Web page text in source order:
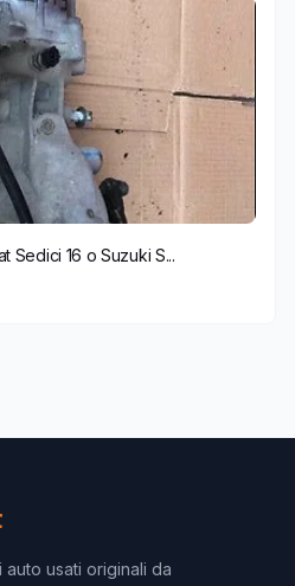
Sedici 16 o Suzuki S...
usati originali da